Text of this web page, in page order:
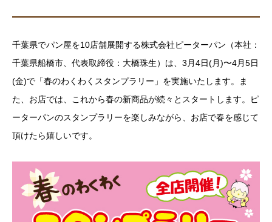
千葉県でパン屋を10店舗展開する株式会社ピーターパン（本社：
千葉県船橋市、代表取締役：大橋珠生）は、3月4日(月)〜4月5日
(金)で「春のわくわくスタンプラリー」を実施いたします。ま
た、お店では、これから春の新商品が続々とスタートします。ピ
ーターパンのスタンプラリーを楽しみながら、お店で春を感じて
頂けたら嬉しいです。